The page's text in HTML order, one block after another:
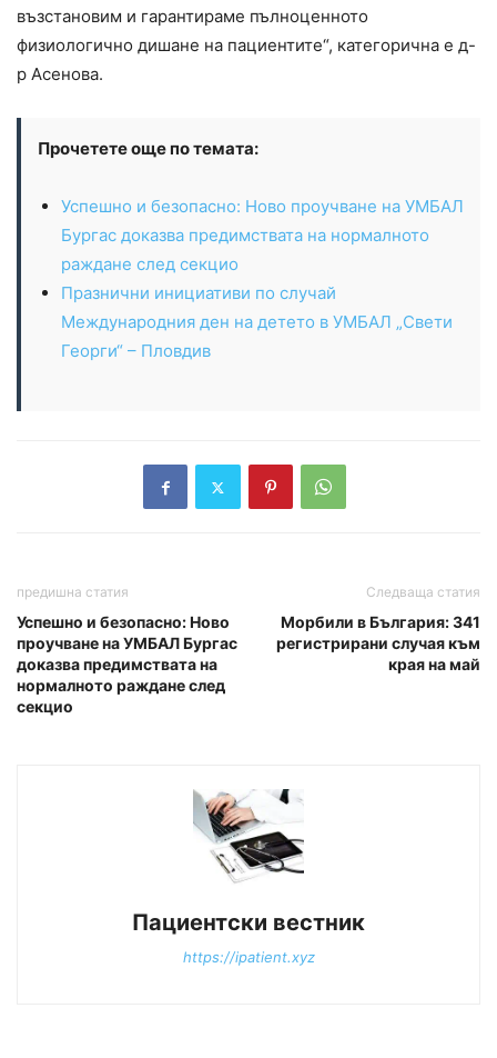
възстановим и гарантираме пълноценното
физиологично дишане на пациентите“, категорична е д-
р Асенова.
Прочетете още по темата:
Успешно и безопасно: Ново проучване на УМБАЛ
Бургас доказва предимствата на нормалното
раждане след секцио
Празнични инициативи по случай
Международния ден на детето в УМБАЛ „Свети
Георги“ – Пловдив
предишна статия
Успешно и безопасно: Ново
проучване на УМБАЛ Бургас
доказва предимствата на
нормалното раждане след
секцио
Следваща статия
Морбили в България: 341
регистрирани случая към
края на май
Пациентски вестник
https://ipatient.xyz